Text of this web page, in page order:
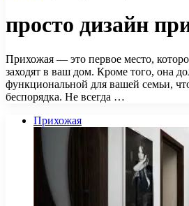
просто дизайн
Прихожая — это первое место,
заходят в ваш дом. Кроме того, она
функциональной для вашей семьи,
беспорядка. Не всегда …
Прихожая